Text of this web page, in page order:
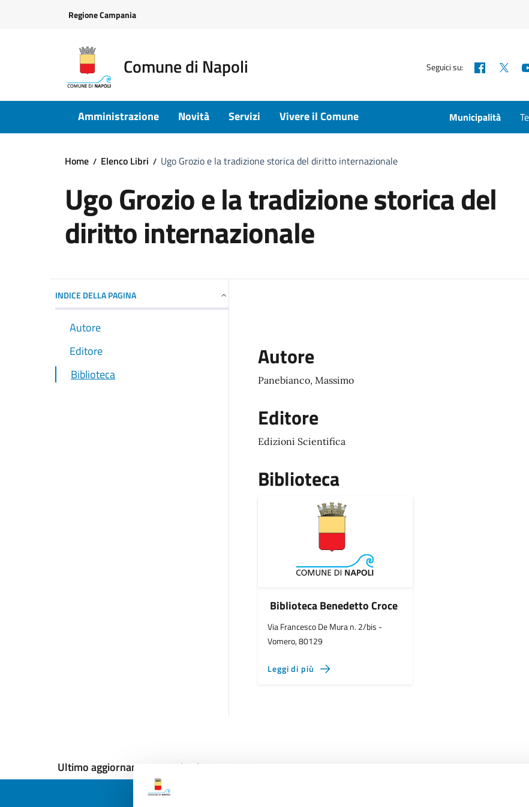
Regione Campania
Comune di Napoli Seguici su:
Amministrazione Novità Servizi Vivere il Comune Municipalità
Home Elenco Libri Ugo Grozio e la tradizione storica del diritto internazionale
Ugo Grozio e la tradizione storica del
diritto internazionale
INDICE DELLA PAGINA
Autore
Editore
Biblioteca
Autore
Panebianco, Massimo
Editore
Edizioni Scientifica
Biblioteca
Biblioteca Benedetto Croce
Via Francesco De Mura n. 2/bis -
Vomero, 80129
Leggi di più
Ultimo aggiornamento: 18/12/2024, 12:20